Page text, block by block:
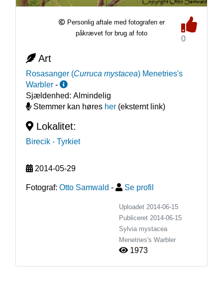
Personlig aftale med fotografen er
påkrævet for brug af foto
0
Art
Rosasanger (Curruca mystacea) Menetries's
Warbler -
Sjældenhed: Almindelig
Stemmer kan høres her(eksternt link)
Lokalitet:
Birecik - Tyrkiet
2014-05-29
Fotograf: Otto Samwald - Se profil
Uploadet 2014-06-15
Publiceret 2014-06-15
Sylvia mystacea
Menetries's Warbler
1973